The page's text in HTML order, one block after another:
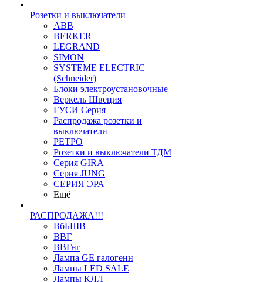
Розетки и выключатели
ABB
BERKER
LEGRAND
SIMON
SYSTEME ELECTRIC
(Schneider)
Блоки электроустановочные
Веркель Швеция
ГУСИ Серия
Распродажа розетки и
выключатели
РЕТРО
Розетки и выключатели ТДМ
Серия GIRA
Серия JUNG
СЕРИЯ ЭРА
Ещё
РАСПРОДАЖА!!!
ВбБШВ
ВВГ
ВВГнг
Лампа GE галогенн
Лампы LED SALE
Лампы КЛЛ